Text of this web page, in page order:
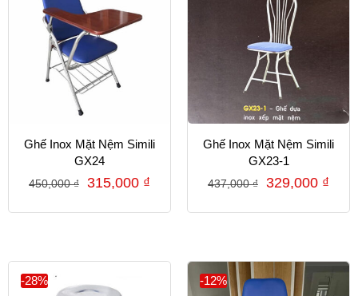
Ghế Inox Mặt Nệm Simili
GX24
450,000₫ 315,000 ₫
Ghế Inox Mặt Nệm Simili
GX23-1
437,000₫ 329,000 ₫
-28% -12%